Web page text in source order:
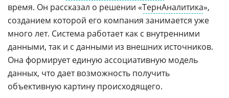
время. Он рассказал о решении «ТернАналитика»,
созданием которой его компания занимается уже
много лет. Система работает как с внутренними
данными, так и с данными из внешних источников.
Она формирует единую ассоциативную модель
данных, что дает возможность получить
объективную картину происходящего.